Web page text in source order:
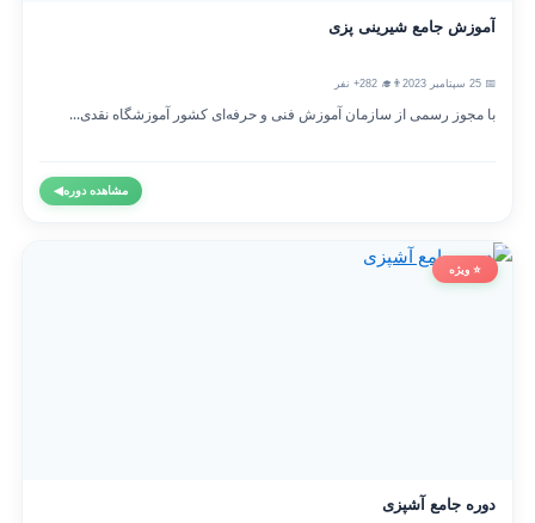
آموزش جامع شیرینی پزی
👨‍🎓 282+ نفر
با مجوز رسمی از سازمان آموزش فنی و حرفه‌ای کشور آموزشگاه نقدی...
مشاهده دوره◀
⭐ ویژه
دوره جامع آشپزی